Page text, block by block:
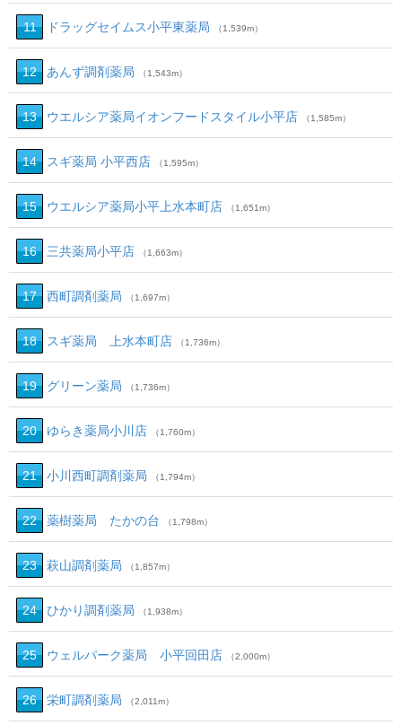
11 ドラッグセイムス小平東薬局 （1,539m）
12 あんず調剤薬局 （1,543m）
13 ウエルシア薬局イオンフードスタイル小平店 （1,585m）
14 スギ薬局 小平西店 （1,595m）
15 ウエルシア薬局小平上水本町店 （1,651m）
16 三共薬局小平店 （1,663m）
17 西町調剤薬局 （1,697m）
18 スギ薬局 上水本町店 （1,736m）
19 グリーン薬局 （1,736m）
20 ゆらき薬局小川店 （1,760m）
21 小川西町調剤薬局 （1,794m）
22 薬樹薬局 たかの台 （1,798m）
23 萩山調剤薬局 （1,857m）
24 ひかり調剤薬局 （1,938m）
25 ウェルパーク薬局 小平回田店 （2,000m）
26 栄町調剤薬局 （2,011m）